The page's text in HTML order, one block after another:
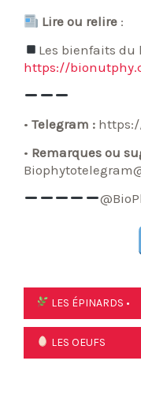
Lire ou relire :
Les bienfaits
https://
• Telegram :
• Remarques ou
de
l’article
LES ÉPINARDS •
LES OEUFS